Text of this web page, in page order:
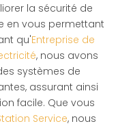
la sécurité de
en vous permettant
qu'Entreprise de
, nous avons
systèmes de
assurant ainsi
facile. Que vous
Service, nous